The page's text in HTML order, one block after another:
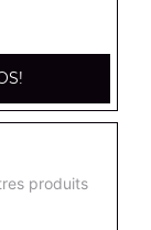
...
produits